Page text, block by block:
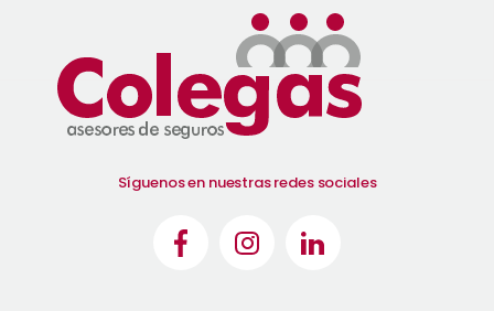
Síguenos en nuestras redes sociales